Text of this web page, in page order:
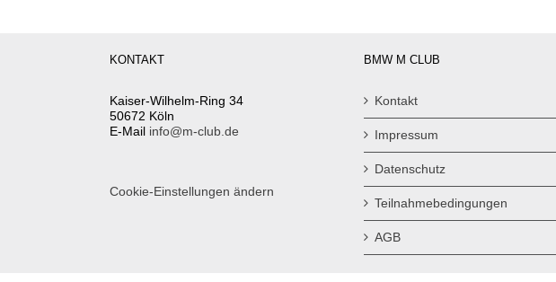
KONTAKT
Kaiser-Wilhelm-Ring 34
50672 Köln
E-Mail info@m-club.de
Cookie-Einstellungen ändern
BMW M CLUB
Kontakt
Impressum
Datenschutz
Teilnahmebedingungen
AGB